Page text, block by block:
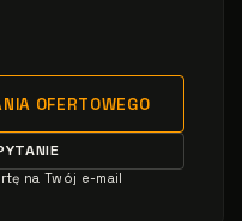
OFERTOWEGO
na Twój e-mail